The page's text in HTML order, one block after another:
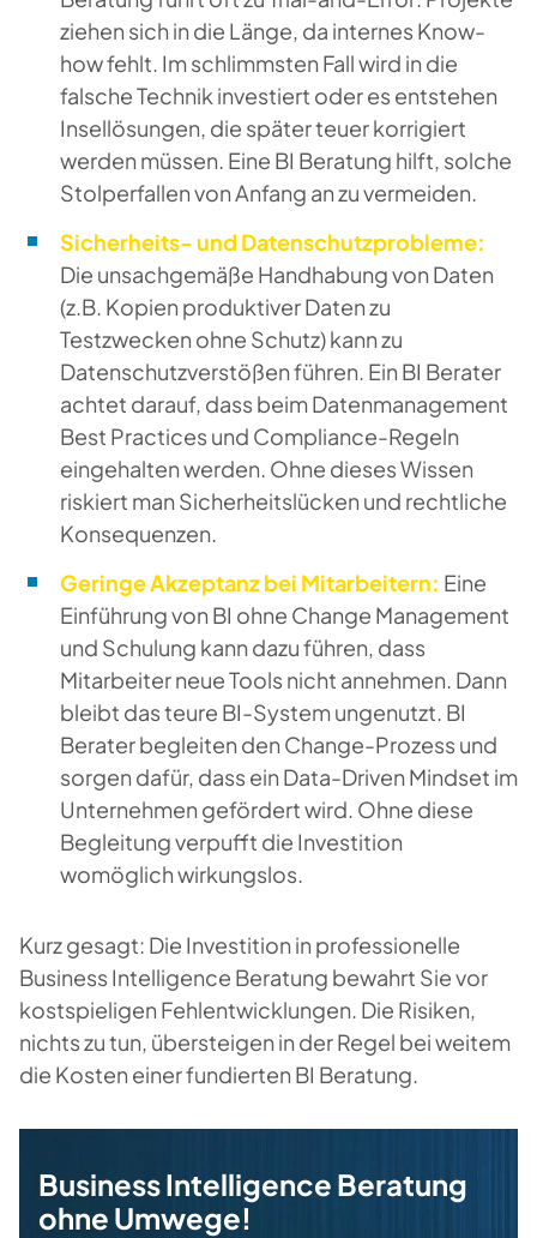
ziehen sich in die Länge, da internes Know-
how fehlt. Im schlimmsten Fall wird in die
falsche Technik investiert oder es entstehen
Insellösungen, die später teuer korrigiert
werden müssen. Eine BI Beratung hilft, solche
Stolperfallen von Anfang an zu vermeiden.
Sicherheits- und Datenschutzprobleme:
Die unsachgemäße Handhabung von Daten
(z.B. Kopien produktiver Daten zu
Testzwecken ohne Schutz) kann zu
Datenschutzverstößen führen. Ein BI Berater
achtet darauf, dass beim Datenmanagement
Best Practices und Compliance-Regeln
eingehalten werden. Ohne dieses Wissen
riskiert man Sicherheitslücken und rechtliche
Konsequenzen.
Geringe Akzeptanz bei Mitarbeitern: Eine
Einführung von BI ohne Change Management
und Schulung kann dazu führen, dass
Mitarbeiter neue Tools nicht annehmen. Dann
bleibt das teure BI-System ungenutzt. BI
Berater begleiten den Change-Prozess und
sorgen dafür, dass ein Data-Driven Mindset im
Unternehmen gefördert wird. Ohne diese
Begleitung verpufft die Investition
womöglich wirkungslos.
Kurz gesagt: Die Investition in professionelle
Business Intelligence Beratung bewahrt Sie vor
kostspieligen Fehlentwicklungen. Die Risiken,
nichtszu tun, übersteigen in der Regel bei weitem
die Kosten einer fundierten BI Beratung.
Business Intelligence Beratung
ohne Umwege!